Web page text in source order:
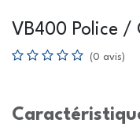
VB400 Police
(0 avis)